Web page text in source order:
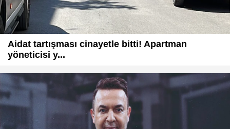
Aidat tartışması cinayetle bitti! Apartman
yöneticisi y...